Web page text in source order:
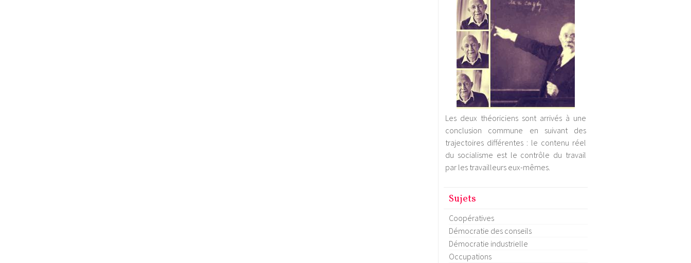
Les deux théoriciens sont arrivés à une
conclusion commune en suivant des
trajectoires différentes : le contenu réel
du socialisme est le contrôle du travail
par les travailleurs eux-mêmes.
Sujets
Coopératives
Démocratie des conseils
Démocratie industrielle
Occupations